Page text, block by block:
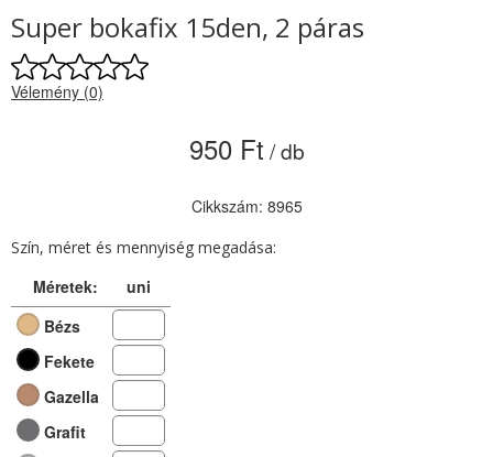
Super bokafix 15den, 2 páras
Vélemény (0)
950 Ft / db
Cikkszám: 8965
Szín, méret és mennyiség megadása:
Méretek:
uni
Bézs
Fekete
Gazella
Grafit